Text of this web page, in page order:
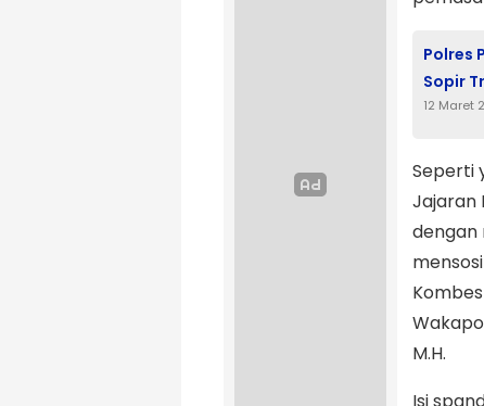
Polres
Sopir
12 Maret
Seperti
Jajaran
dengan
M.H.